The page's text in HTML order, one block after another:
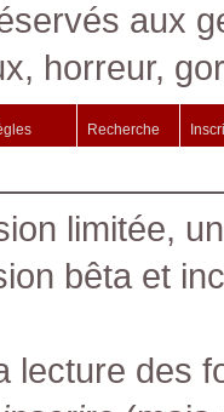
aux
horreur,
Recherche
limitée,
bêta et
lecture des